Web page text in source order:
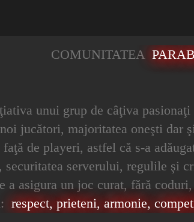
COMUNITATEA
unui grup de câţiva pasionaţi
jucători, majoritatea oneşti
de playeri, astfel că s-a
serverului, regulile şi
a asigura un joc curat, fără
respect, prieteni, armonie,